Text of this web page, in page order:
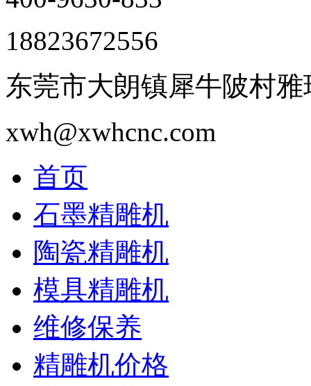
18823672556
东莞市大朗镇犀牛陂村雅
xwh@xwhcnc.com
首页
石墨精雕机
陶瓷精雕机
模具精雕机
维修保养
精雕机价格